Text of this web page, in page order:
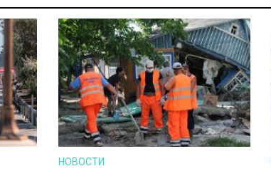
НОВОСТИ